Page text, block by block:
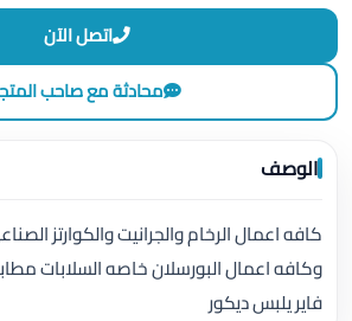
اتصل الآن
محادثة مع صاحب
الوصف
كافه اعمال الرخام والجرانيت والكوارتز
وكافه اعمال البورسلان خاصه السلابات
فاير يلبس ديكور